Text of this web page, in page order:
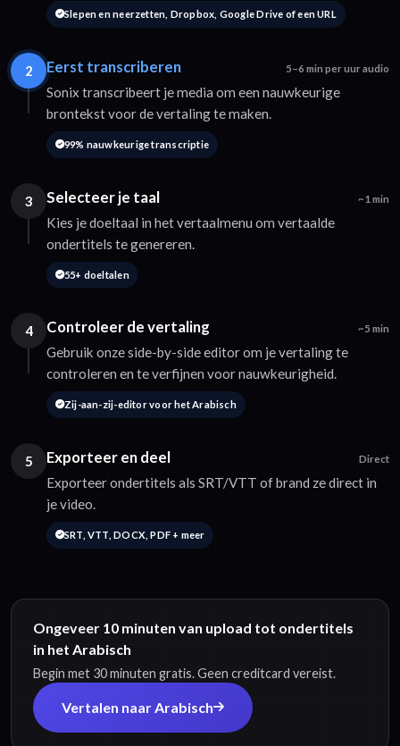
Slepen en neerzetten, Dropbox, Google Drive of een URL
2 Eerst transcriberen 5–6 min per uur audio
Sonix transcribeert je media om een nauwkeurige
brontekst voor de vertaling te maken.
99% nauwkeurige transcriptie
3 Selecteer je taal ~1 min
Kies je doeltaal in het vertaalmenu om vertaalde
ondertitels te genereren.
55+ doeltalen
4 Controleer de vertaling ~5 min
Gebruik onze side-by-side editor om je vertaling te
controleren en te verfijnen voor nauwkeurigheid.
Zij-aan-zij-editor voor het Arabisch
5 Exporteer en deel Direct
Exporteer ondertitels als SRT/VTT of brand ze direct in
je video.
SRT, VTT, DOCX, PDF + meer
Ongeveer 10 minuten van upload tot ondertitels
in het Arabisch
Begin met 30 minuten gratis. Geen creditcard vereist.
Vertalen naar Arabisch